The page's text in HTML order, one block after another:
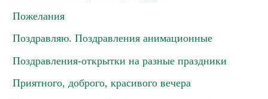
Пожелания
Поздравляю. Поздравления анимационные
Поздравления-открытки на разные праздники
Приятного, доброго, красивого вечера